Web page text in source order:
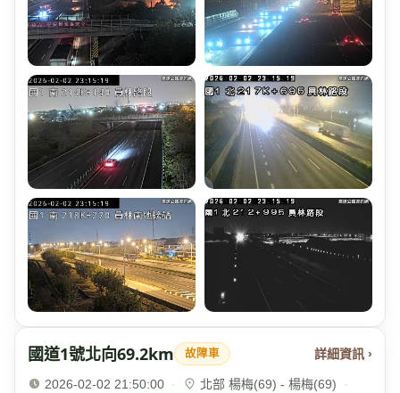
國道1號北向69.2km 故障車 詳細資訊 ›
2026-02-02 21:50:00 · 北部 楊梅(69) - 楊梅(69)
·